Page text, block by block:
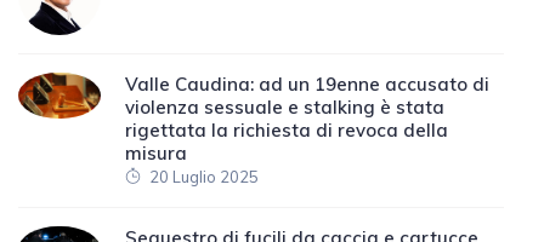
Valle Caudina: ad un 19enne accusato di
violenza sessuale e stalking è stata
rigettata la richiesta di revoca della
misura
20 Luglio 2025